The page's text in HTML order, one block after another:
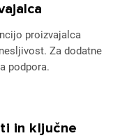
proizvajalca
Za dodatne
podpora.
in ključne